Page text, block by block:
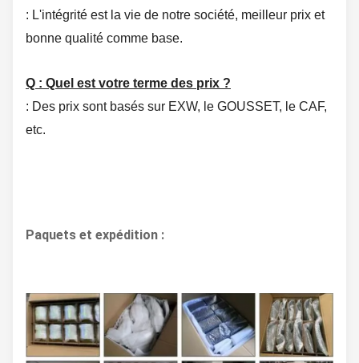
: L'intégrité est la vie de notre société, meilleur prix et
bonne qualité comme base.
Q : Quel est votre terme des prix ?
: Des prix sont basés sur EXW, le GOUSSET, le CAF,
etc.
Paquets et expédition :